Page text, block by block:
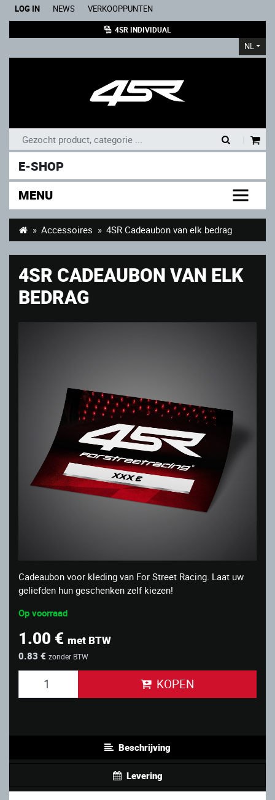
LOG IN NEWS VERKOOPPUNTEN
4SR INDIVIDUAL
NL
E-SHOP
MENU
Accessoires 4SR Cadeaubon van elk bedrag
4SR CADEAUBON VAN ELK
BEDRAG
Cadeaubon voor kleding van For Street Racing. Laat uw
geliefden hun geschenken zelf kiezen!
Op voorraad
1.00 € met BTW
0.83 € zonder BTW
KOPEN
Beschrijving
Levering